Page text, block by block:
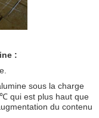
:
sous la charge
qui est plus haut que
du contenu